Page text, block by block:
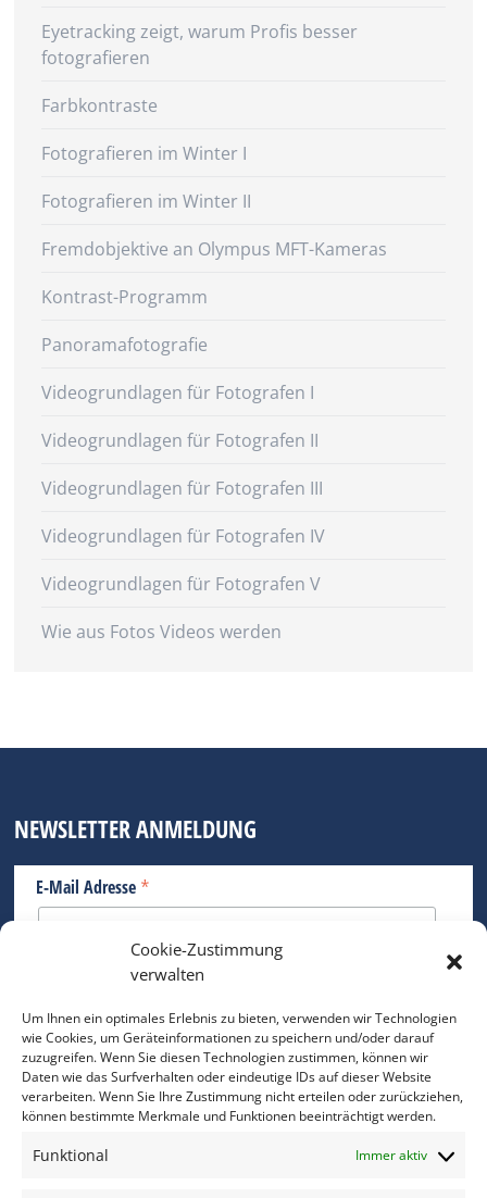
Cookie-Zustimmung
verwalten
Um Ihnen ein optimales Erlebnis zu bieten, verwenden wir Technologien
wie Cookies, um Geräteinformationen zu speichern und/oder darauf
zuzugreifen. Wenn Sie diesen Technologien zustimmen, können wir
Daten wie das Surfverhalten oder eindeutige IDs auf dieser Website
verarbeiten. Wenn Sie Ihre Zustimmung nicht erteilen oder zurückziehen,
können bestimmte Merkmale und Funktionen beeinträchtigt werden.
Funktional Immer aktiv
Eyetracking zeigt, warum Profis besser
fotografieren
Farbkontraste
Fotografieren im Winter I
Fotografieren im Winter II
Fremdobjektive an Olympus MFT-Kameras
Kontrast-Programm
Panoramafotografie
Videogrundlagen für Fotografen I
Videogrundlagen für Fotografen II
Videogrundlagen für Fotografen III
Videogrundlagen für Fotografen IV
Videogrundlagen für Fotografen V
Wie aus Fotos Videos werden
NEWSLETTER ANMELDUNG
E-Mail Adresse *
Bitte geben Sie Ihre E-Mail Adresse ein.
*